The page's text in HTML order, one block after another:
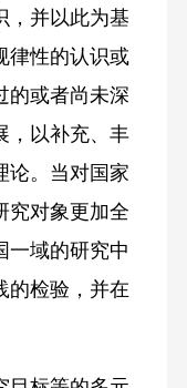
，并以此为基
律性的认识或
的或者尚未深
，以补充、丰
论。当对国家
究对象更加全
一域的研究中
的检验，并在